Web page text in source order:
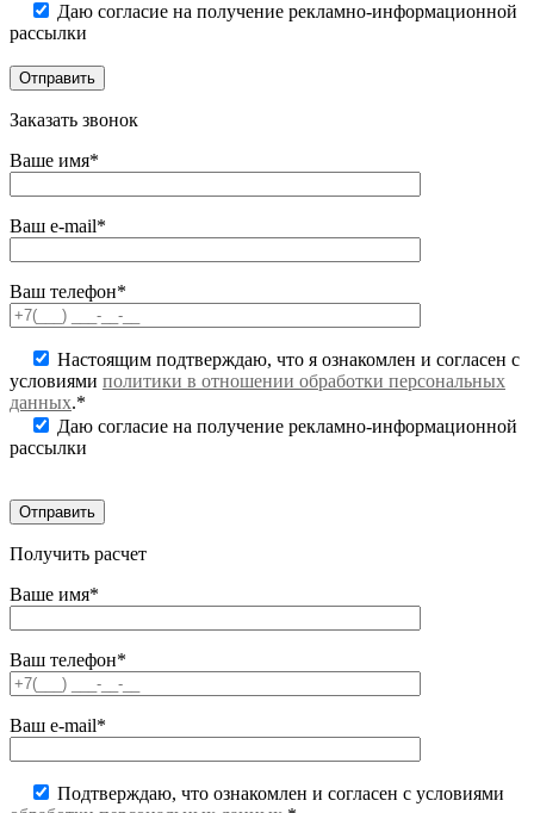
Даю согласие на получение рекламно-информационной
рассылки
Заказать звонок
Ваше имя*
Ваш e-mail*
Ваш телефон*
Настоящим подтверждаю, что я ознакомлен и согласен с
условиями политики в отношении обработки персональных
данных.*
Даю согласие на получение рекламно-информационной
рассылки
Получить расчет
Ваше имя*
Ваш телефон*
Ваш e-mail*
Подтверждаю, что ознакомлен и согласен с условиями